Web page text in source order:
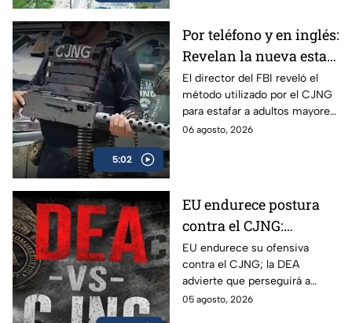
5:02
Por teléfono y en inglés:
Revelan la nueva estafa
del CJNG a adultos
mayores de Estados
Unidos
El director del FBI reveló el
método utilizado por el CJNG
para estafar a adultos mayores
de Estados Unidos desde
06 agosto, 2026
EU endurece postura
contra el CJNG:
advierte que también
irá por políticos que
protejan al cártel
EU endurece su ofensiva
contra el CJNG; la DEA
advierte que perseguirá a
políticos que protejan al cártel
05 agosto, 2026